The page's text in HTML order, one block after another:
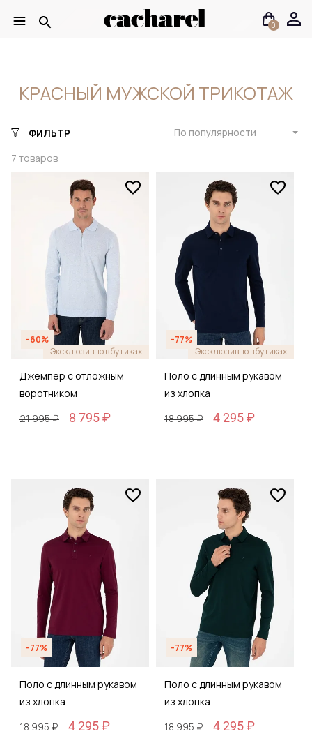
0
КРАСНЫЙ МУЖСКОЙ ТРИКОТАЖ
ФИЛЬТР
7 товаров
По популярности
-60%
Эксклюзивно в бутиках
Джемпер с отложным
воротником
21 995 ₽
8 795 ₽
-77%
Эксклюзивно в бутиках
Поло с длинным рукавом
из хлопка
18 995 ₽
4 295 ₽
-77%
Поло с длинным рукавом
из хлопка
18 995 ₽
4 295 ₽
-77%
Поло с длинным рукавом
из хлопка
18 995 ₽
4 295 ₽